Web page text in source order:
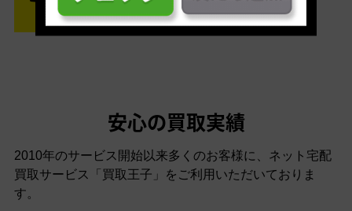
安心の買取実績
2010年のサービス開始以来多くのお客様に、 ネット宅配
買取サービス「買取王子」をご利用いただいておりま
す。